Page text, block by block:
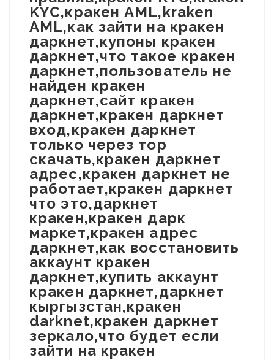
KYC,кракен AML,kraken
AML,как зайти на кракен
даркнет,купоны кракен
даркнет,что такое кракен
даркнет,пользователь не
найден кракен
даркнет,сайт кракен
даркнет,кракен даркнет
вход,кракен даркнет
только через тор
скачать,кракен даркнет
адрес,кракен даркнет не
работает,кракен даркнет
что это,даркнет
кракен,кракен дарк
маркет,кракен адрес
даркнет,как восстановить
аккаунт кракен
даркнет,купить аккаунт
кракен даркнет,даркнет
кыргызстан,кракен
darknet,кракен даркнет
зеркало,что будет если
зайти на кракен